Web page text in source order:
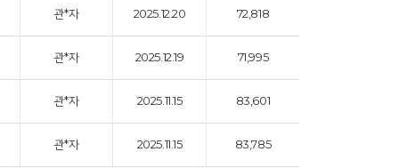
관*자 2025.12.20 72,818
관*자 2025.12.19 71,995
관*자 2025.11.15 83,601
관*자 2025.11.15 83,785